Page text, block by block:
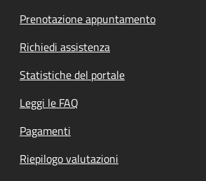
Prenotazione appuntamento
Richiedi assistenza
Statistiche del portale
Leggi le FAQ
Pagamenti
Riepilogo valutazioni